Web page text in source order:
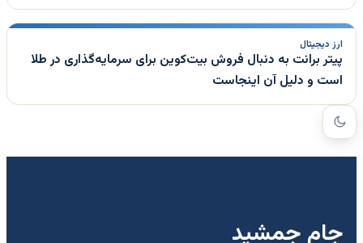
ارز دیجیتال
پیتر برانت به دنبال فروش بیت‌کوین برای سرمایه‌گذاری در طلا
است و دلیل آن اینجاست
جام جمشید